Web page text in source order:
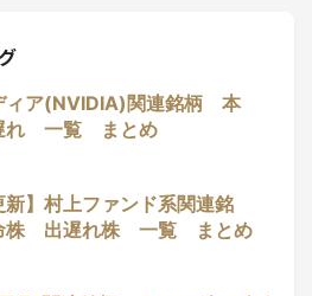
ィア(NVIDIA)関連銘柄 本
れ 一覧 まとめ
新】村上ファンド系関連銘
出遅れ株 一覧 まとめ